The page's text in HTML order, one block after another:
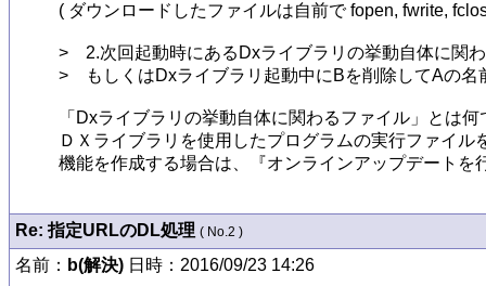
( ダウンロードしたファイルは自前で fopen, fwrite,
>　2.次回起動時にあるDxライブラリの挙動自体に関
>　もしくはDxライブラリ起動中にBを削除してAの
「Dxライブラリの挙動自体に関わるファイル」とは
ＤＸライブラリを使用したプログラムの実行ファイ
機能を作成する場合は、『オンラインアップデート
Re: 指定URLのDL処理 ( No.2 )
名前： b(解決) 日時：2016/09/23 14:26